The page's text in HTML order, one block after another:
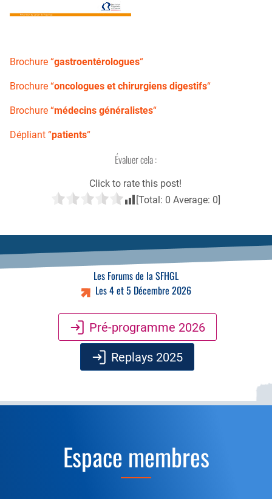
Brochure “gastroentérologues“
Brochure “oncologues et chirurgiens digestifs“
Brochure “médecins généralistes“
Dépliant “patients“
Évaluer cela :
Click to rate this post!
[Total: 0 Average: 0]
Les Forums de la SFHGL
Les 4 et 5 Décembre 2026
Pré-programme 2026
Replays 2025
Espace membres